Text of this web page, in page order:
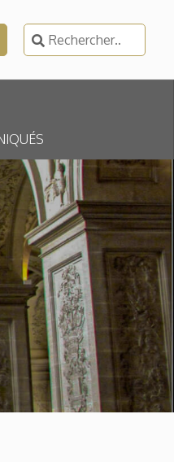
Rechercher :